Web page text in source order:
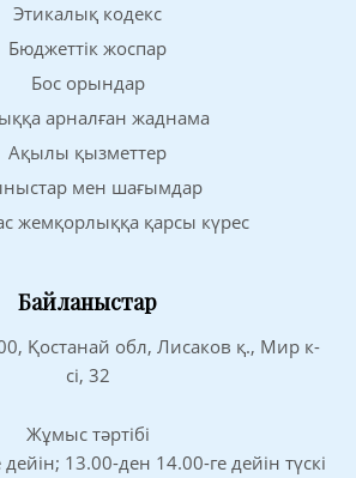
Этикалық кодекс
Бюджеттік жоспар
Бос орындар
арналған жаднама
Ақылы қызметтер
мен шағымдар
жемқорлыққа қарсы күрес
Байланыстар
Қостанай обл, Лисаков қ., Мир к-
сі, 32
Жұмыс тәртібі
13.00-ден 14.00-ге дейін түскі